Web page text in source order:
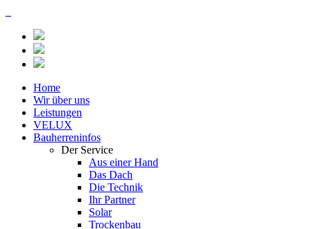
Home
Wir über uns
Leistungen
VELUX
Bauherreninfos
Der Service
Aus einer Hand
Das Dach
Die Technik
Ihr Partner
Solar
Trockenbau